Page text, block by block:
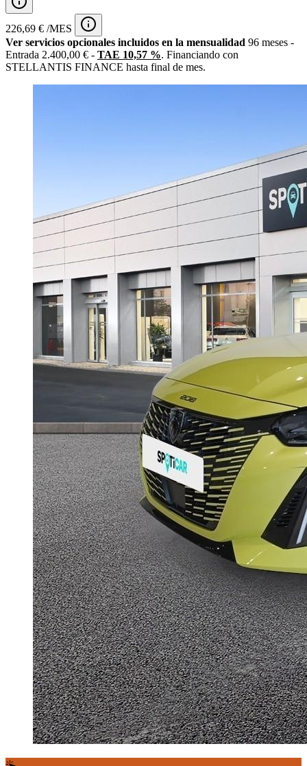
226,69 € /MES
Ver servicios opcionales incluidos en la mensualidad 96 meses -
Entrada 2.400,00 € - TAE 10,57 %. Financiando con
STELLANTIS FINANCE hasta final de mes.